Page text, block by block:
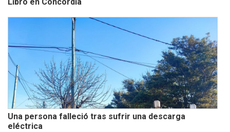
Libro en Concordia
Una persona falleció tras sufrir una descarga
eléctrica